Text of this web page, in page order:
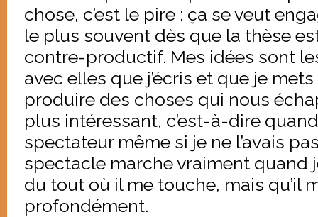
chose, c’est le pire : ça se veut
le plus souvent dès que la thèse
contre-productif. Mes idées sont
avec elles que j’écris et que je
produire des choses qui nous
plus intéressant, c’est-à-dire
spectateur même si je ne l’avais
spectacle marche vraiment quand
du tout où il me touche, mais qu’il
profondément.